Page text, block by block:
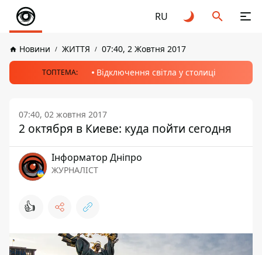
RU
Новини ЖИТТЯ 07:40, 2 Жовтня 2017
ТОПТЕМА: Відключення світла у столиці
07:40, 02 жовтня 2017
2 октября в Киеве: куда пойти сегодня
Інформатор Дніпро
ЖУРНАЛІСТ
👍